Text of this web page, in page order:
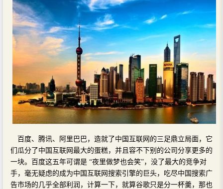
百度、腾讯、阿里巴巴，造就了中国互联网的三足鼎立局面，它
们瓜分了中国互联网最大的蛋糕，并且容不下别的公司分享更多的
一块。百度这五年可谓是 “夜里做梦也会笑”，没了最大的竞争对
手，毫无疑虑的成为中国互联网搜索引擎的巨头，吃尽中国搜索广
告市场的几乎全部利润，计算一下，就算谷歌只是分一杯羹，那也